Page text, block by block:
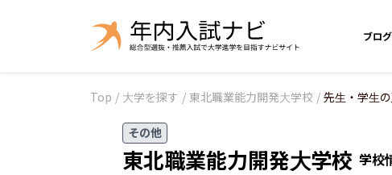
ブログ
Top / 大学を探す / 東北職業能力開発大学校 / 先生・学生
その他
東北職業能力開発大学校 学校